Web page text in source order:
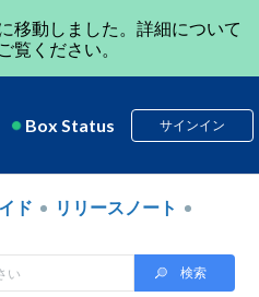
移動しました。詳細について
覧ください。
Box Status サインイン
ド
リリースノート